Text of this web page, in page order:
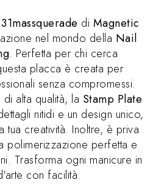
di Magnetic
nel mondo della Nail
. Perfetta per chi cerca
placca è creata per
senza compromessi.
alta qualità, la Stamp Plate
nitidi e un design unico,
creatività. Inoltre, è priva
polimerizzazione perfetta e
Trasforma ogni manicure in
con facilità.